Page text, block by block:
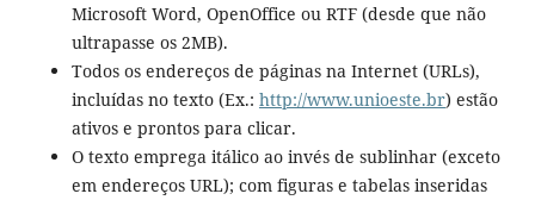
Microsoft Word, OpenOffice ou RTF (desde que não
ultrapasse os 2MB).
Todos os endereços de páginas na Internet (URLs),
incluídas no texto (Ex.: http://www.unioeste.br) estão
ativos e prontos para clicar.
O texto emprega itálico ao invés de sublinhar (exceto
em endereços URL); com figuras e tabelas inseridas